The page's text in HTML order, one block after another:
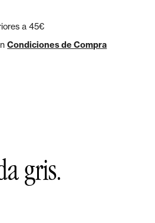
a 45€
Condiciones de Compra
gris.